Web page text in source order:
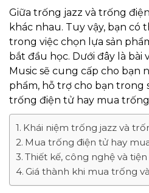
Giữa trống jazz và trống
khác nhau. Tuy vậy, bạn có
trong việc chọn lựa sản
bắt đầu học. Dưới đây là
Music sẽ cung cấp cho bạn
phẩm, hỗ trợ cho bạn trong
trống điện tử hay mua trống
Khái niệm trống jazz và
Mua trống điện tử hay
Thiết kế, công nghệ và
Giá thành khi mua trống